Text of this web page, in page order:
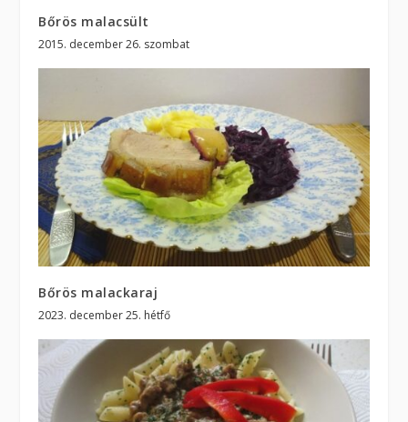
Bőrös malacsült
2015. december 26. szombat
Bőrös malackaraj
2023. december 25. hétfő